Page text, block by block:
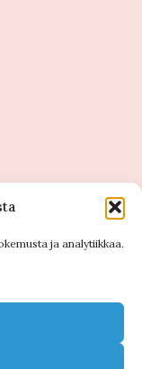
ja analytiikkaa.